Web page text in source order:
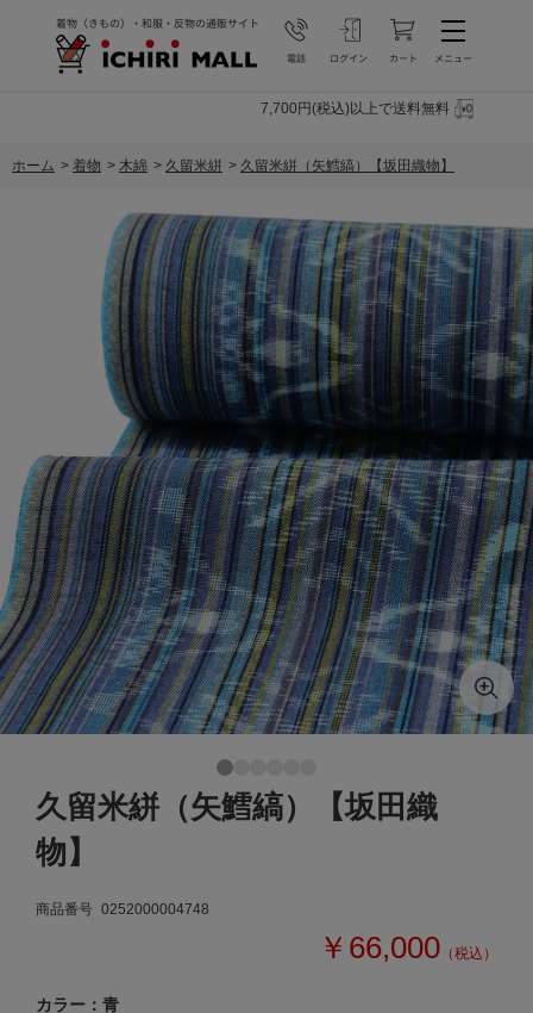
7,700円(税込)以上で送料無料
ホーム > 着物 > 木綿 > 久留米絣 > 久留米絣（矢鱈縞）【坂田織物】
久留米絣（矢鱈縞）【坂田織
物】
商品番号 0252000004748
￥66,000 （税込）
カラー：青